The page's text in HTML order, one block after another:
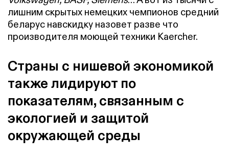
лишним скрытых немецких чемпионов средний
беларус навскидку назовет разве что
производителя моющей техники Kaercher.
Страны с нишевой экономикой
также лидируют по
показателям, связанным с
экологией и защитой
окружающей среды